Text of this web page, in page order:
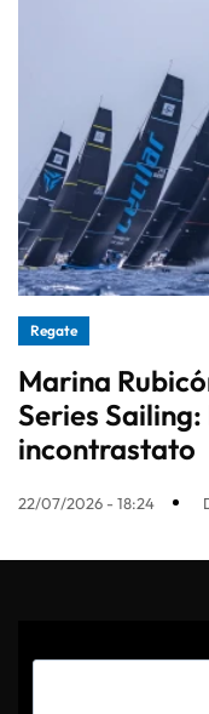
Regate
Marina
Series
incontrastato
22/07/2026 - 18:24